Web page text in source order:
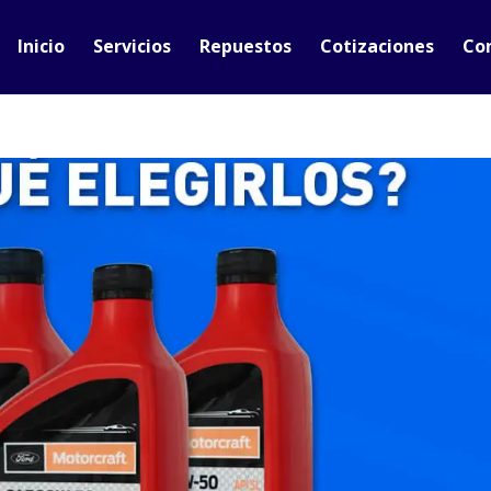
Inicio Servicios Repuestos Cotizaciones